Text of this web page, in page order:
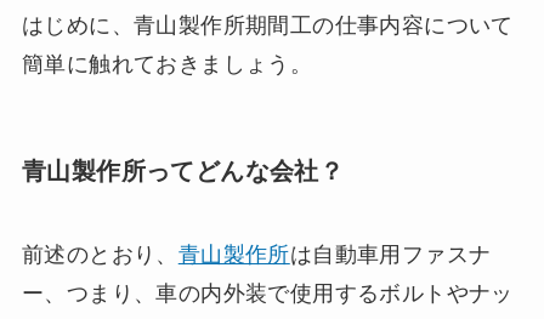
はじめに、青山製作所期間工の仕事内容について
簡単に触れておきましょう。
青山製作所ってどんな会社？
前述のとおり、 青山製作所は自動車用ファスナ
ー、つまり、車の内外装で使用するボルトやナッ